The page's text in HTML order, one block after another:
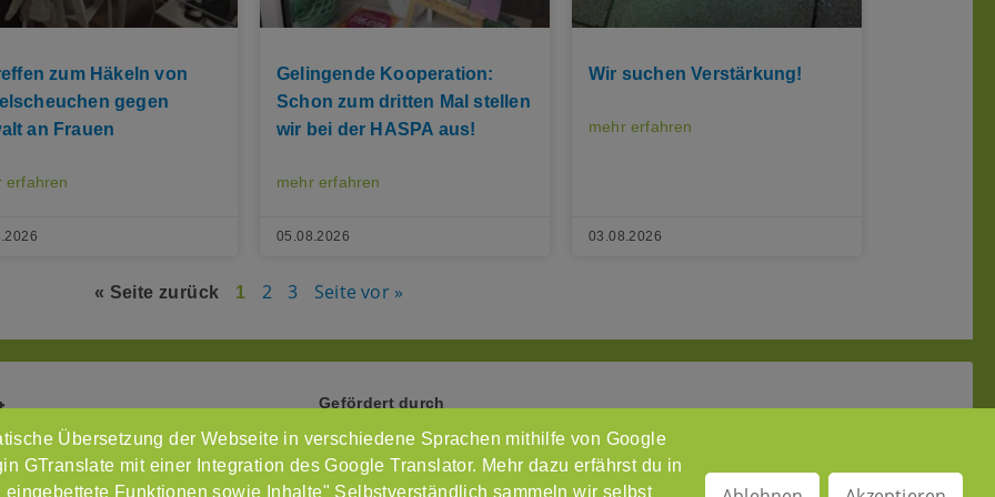
zum Häkeln von
gegen
an Frauen
erfahren
Gelingende Kooperation:
Schon zum dritten Mal stellen
wir bei der HASPA aus!
mehr erfahren
05.08.2026
Wir suchen Verstärkung!
mehr erfahren
03.08.2026
« Seite zurück 1 2 3 Seite vor »
Übersetzung der Webseite in verschiedene Sprachen mithilfe von Google
GTranslate mit einer Integration des Google Translator. Mehr dazu erfährst du in
Funktionen sowie Inhalte" Selbstverständlich sammeln wir selbst
Intranet
Impressum
Gefördert durch